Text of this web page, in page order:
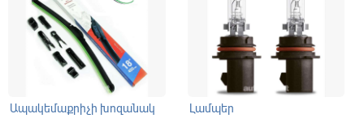
Ապակեմաքրիչի խոզանակ Լամպեր